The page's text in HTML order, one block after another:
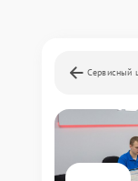
Сервисный